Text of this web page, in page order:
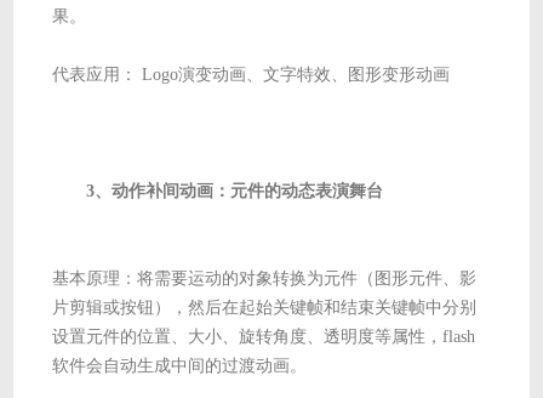
果。
代表应用： Logo演变动画、文字特效、图形变形动画
3、动作补间动画：元件的动态表演舞台
基本原理：将需要运动的对象转换为元件（图形元件、影
片剪辑或按钮），然后在起始关键帧和结束关键帧中分别
设置元件的位置、大小、旋转角度、透明度等属性，flash
软件会自动生成中间的过渡动画。